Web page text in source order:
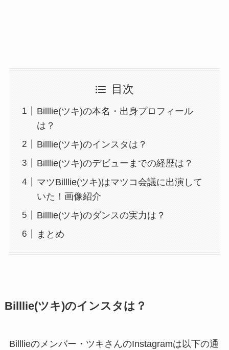
目次
Billlie(ツキ)の本名・出身プロフィール
は？
Billlie(ツキ)のインスタは？
Billlie(ツキ)のデビューまでの経歴は？
マツBilllie(ツキ)はマツコ会議に出演して
いた！画像紹介
Billlie(ツキ)のダンスの実力は？
まとめ
Billlie(ツキ)のインスタは？
Billlieのメンバー・ツキさんのInstagramは以下の通